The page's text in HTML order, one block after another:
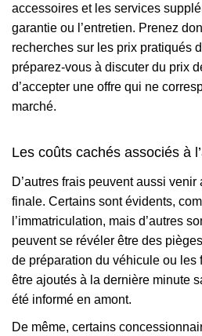
accessoires et les services
garantie ou l’entretien. Prenez
recherches sur les prix pratiqués
préparez-vous à discuter du prix
d’accepter une offre qui ne
marché.
Les coûts cachés associés à
D’autres frais peuvent aussi
finale. Certains sont évidents,
l’immatriculation, mais d’autres
peuvent se révéler être des
de préparation du véhicule ou les
être ajoutés à la dernière minute
été informé en amont.
De même, certains